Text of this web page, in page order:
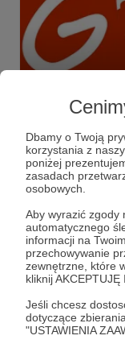
Dbamy o Twoją
korzystania z
poniżej
zasadach
osobowych.
Aby wyrazić zgody
automatycznego
informacji na
przechowywanie
zewnętrzne, które
kliknij AKCEPTUJĘ
Jeśli chcesz
dotyczące
"USTAWIENIA
Są pytania?
Jak to działa? Z
uczymysie